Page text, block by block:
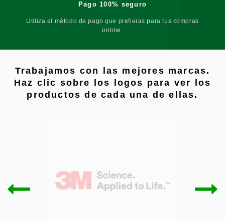
Pago 100% seguro
Utiliza el método de pago que prefieras para tus compras
online.
Trabajamos con las mejores marcas.
Haz clic sobre los logos para ver los
productos de cada una de ellas.